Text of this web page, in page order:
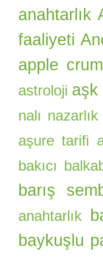
anahtarlık
faaliyeti
apple
astroloji aşk
nalı nazarlık
aşure tarifi
bakıcı
barış
anahtarlık
baykuşlu